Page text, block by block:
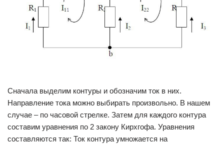
Сначала выделим контуры и обозначим ток в них.
Направление тока можно выбирать произвольно. В нашем
случае – по часовой стрелке. Затем для каждого контура
составим уравнения по 2 закону Кирхгофа. Уравнения
составляются так: Ток контура умножается на